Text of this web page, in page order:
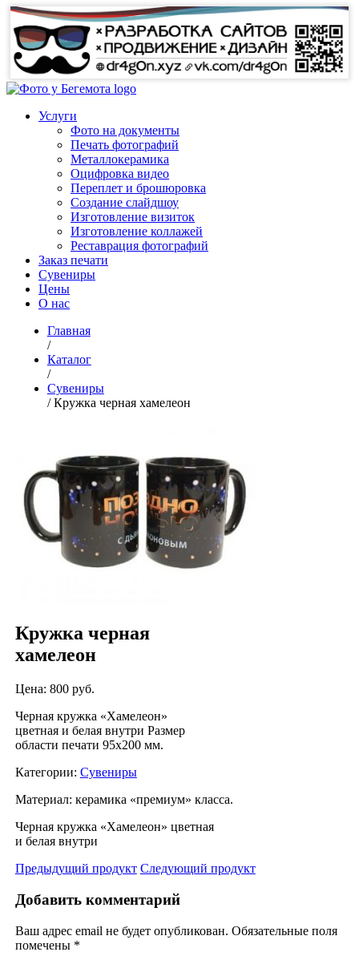
Услуги
Фото на документы
Печать фотографий
Металлокерамика
Оцифровка видео
Переплет и брошюровка
Создание слайдшоу
Изготовление визиток
Изготовление коллажей
Реставрация фотографий
Заказ печати
Сувениры
Цены
О нас
Главная
/
Каталог
/
Сувениры
/ Кружка черная хамелеон
Кружка черная
хамелеон
Цена: 800 руб.
Черная кружка «Хамелеон»
цветная и белая внутри Размер
области печати 95х200 мм.
Категории: Сувениры
Материал: керамика «премиум» класса.
Черная кружка «Хамелеон» цветная
и белая внутри
Предыдущий продукт Следующий продукт
Добавить комментарий
Ваш адрес email не будет опубликован. Обязательные поля
помечены *